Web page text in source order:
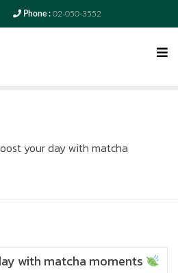
Phone : 02-050-3552
your day with matcha
with matcha moments